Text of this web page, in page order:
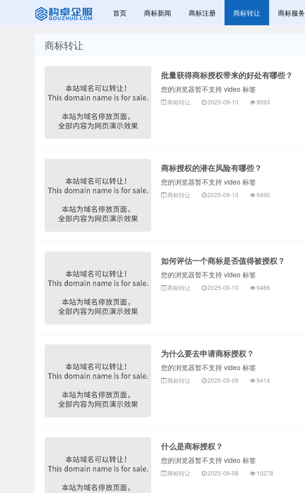
赣州兰之新知
首页 商标新闻 商标注册 商标转让 商标服务
商标转让
批量获得商标授权带来的好处有哪些？
您的浏览器暂不支持 video 标签
商标转让 2025-09-10 9593
商标授权的潜在风险有哪些？
您的浏览器暂不支持 video 标签
商标转让 2025-09-10 9490
如何评估一个商标是否值得被授权？
您的浏览器暂不支持 video 标签
商标转让 2025-09-10 9486
为什么要去申请商标授权？
您的浏览器暂不支持 video 标签
商标转让 2025-09-09 9414
什么是商标授权？
您的浏览器暂不支持 video 标签
商标转让 2025-09-08 10278